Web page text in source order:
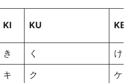
KI KU KE
き く け
キ ク ケ